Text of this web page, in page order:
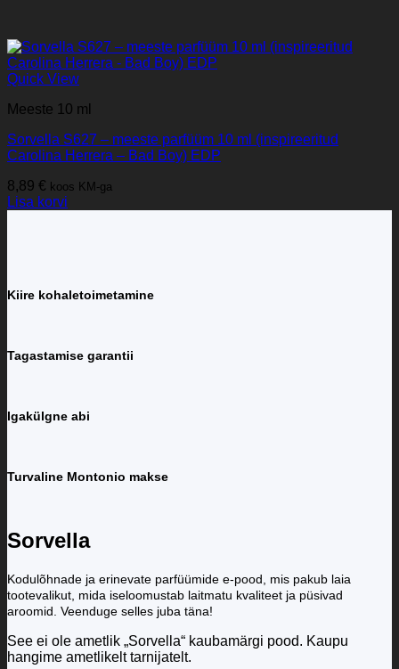
Quick View
Meeste 10 ml
Sorvella S627 – meeste parfüüm 10 ml (inspireeritud
Carolina Herrera – Bad Boy) EDP
8,89 € koos KM-ga
Lisa korvi
Kiire kohaletoimetamine
Tagastamise garantii
Igakülgne abi
Turvaline Montonio makse
Sorvella
Kodulõhnade ja erinevate parfüümide e-pood, mis pakub laia
tootevalikut, mida iseloomustab laitmatu kvaliteet ja püsivad
aroomid. Veenduge selles juba täna!
See ei ole ametlik „Sorvella“ kaubamärgi pood. Kaupu
hangime ametlikelt tarnijatelt.